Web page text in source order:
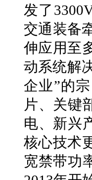
发了
交通装备
伸应用至
动系统解
企业”的
片、关键
电、新兴
核心技术
宽禁带功